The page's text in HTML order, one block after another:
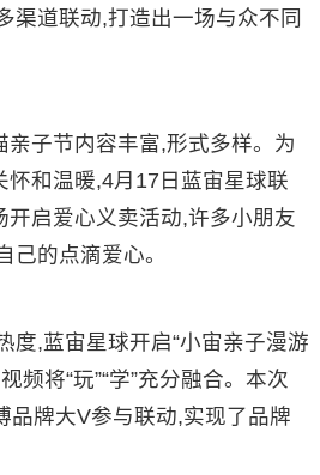
渠道联动,打造出一场与众不同
子节内容丰富,形式多样。为
怀和温暖,4月17日蓝宙星球联
开启爱心义卖活动,许多小朋友
己的点滴爱心。
,蓝宙星球开启“小宙亲子漫游
频将“玩”“学”充分融合。本次
品牌大V参与联动,实现了品牌